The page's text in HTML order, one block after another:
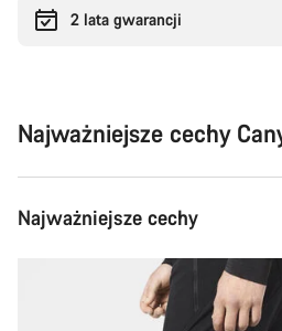
2 lata gwarancji
Najważniejsze cechy
Najważniejsze cechy